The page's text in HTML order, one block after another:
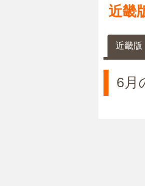
近畿
近畿版
6月